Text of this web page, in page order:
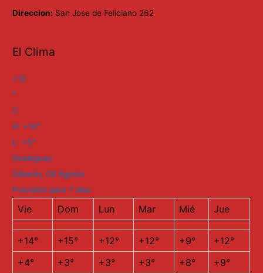
Direccion: San Jose de Feliciano 262
El Clima
+13
°
C
H: +14°
L: +5°
Gualeguay
Sábado, 08 Agosto
Previsión para 7 días
Vie Dom Lun Mar Mié Jue
+14° +15° +12° +12° +9° +12°
+4° +3° +3° +3° +8° +9°